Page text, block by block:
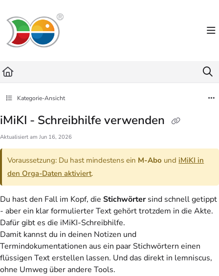
Fetch the complete documentation index at:
Use this file to discover all available pages before exploring further.
Kategorie-Ansicht
iMiKI - Schreibhilfe verwenden
Aktualisiert am Jun 16, 2026
Voraussetzung: Du hast mindestens ein M-Abo und iMiKI in
den Orga-Daten aktiviert.
Du hast den Fall im Kopf, die Stichwörtersind schnell getippt
- aber ein klar formulierter Text gehört trotzdem in die Akte.
Dafür gibt es die iMiKI-Schreibhilfe.
Damit kannst du in deinen Notizen und
Termindokumentationen aus ein paar Stichwörtern einen
flüssigen Text erstellen lassen. Und das direkt in lemniscus,
ohne Umweg über andere Tools.